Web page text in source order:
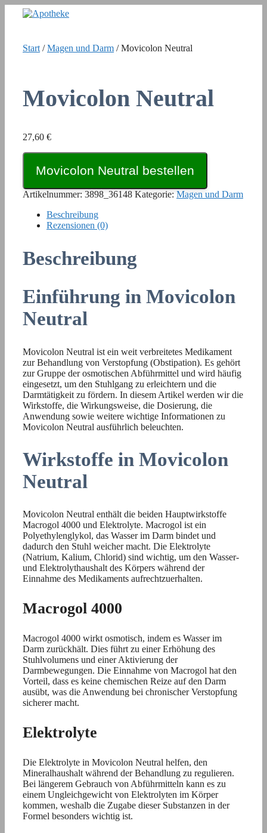
Inhalt
Start /Magen und Darm / Movicolon Neutral
Movicolon Neutral
27,60 €
Movicolon Neutral bestellen
Artikelnummer: 3898_36148 Kategorie: Magen und Darm
Beschreibung
Rezensionen (0)
Beschreibung
Einführung in Movicolon
Neutral
Movicolon Neutral ist ein weit verbreitetes Medikament
zur Behandlung von Verstopfung (Obstipation). Es gehört
zur Gruppe der osmotischen Abführmittel und wird häufig
eingesetzt, um den Stuhlgang zu erleichtern und die
Darmtätigkeit zu fördern. In diesem Artikel werden wir die
Wirkstoffe, die Wirkungsweise, die Dosierung, die
Anwendung sowie weitere wichtige Informationen zu
Movicolon Neutral ausführlich beleuchten.
Wirkstoffe in Movicolon
Neutral
Movicolon Neutral enthält die beiden Hauptwirkstoffe
Macrogol 4000 und Elektrolyte. Macrogol ist ein
Polyethylenglykol, das Wasser im Darm bindet und
dadurch den Stuhl weicher macht. Die Elektrolyte
(Natrium, Kalium, Chlorid) sind wichtig, um den Wasser-
und Elektrolythaushalt des Körpers während der
Einnahme des Medikaments aufrechtzuerhalten.
Macrogol 4000
Macrogol 4000 wirkt osmotisch, indem es Wasser im
Darm zurückhält. Dies führt zu einer Erhöhung des
Stuhlvolumens und einer Aktivierung der
Darmbewegungen. Die Einnahme von Macrogol hat den
Vorteil, dass es keine chemischen Reize auf den Darm
ausübt, was die Anwendung bei chronischer Verstopfung
sicherer macht.
Elektrolyte
Die Elektrolyte in Movicolon Neutral helfen, den
Mineralhaushalt während der Behandlung zu regulieren.
Bei längerem Gebrauch von Abführmitteln kann es zu
einem Ungleichgewicht von Elektrolyten im Körper
kommen, weshalb die Zugabe dieser Substanzen in der
Formel besonders wichtig ist.